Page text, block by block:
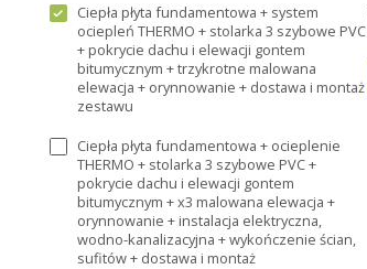
Ciepła płyta fundamentowa + system
ociepleń THERMO + stolarka 3 szybowe PVC
+ pokrycie dachu i elewacji gontem
bitumycznym + trzykrotne malowana
elewacja + orynnowanie + dostawa i montaż
zestawu
Ciepła płyta fundamentowa + ocieplenie
THERMO + stolarka 3 szybowe PVC +
pokrycie dachu i elewacji gontem
bitumycznym + x3 malowana elewacja +
orynnowanie + instalacja elektryczna,
wodno-kanalizacyjna + wykończenie ścian,
sufitów + dostawa i montaż